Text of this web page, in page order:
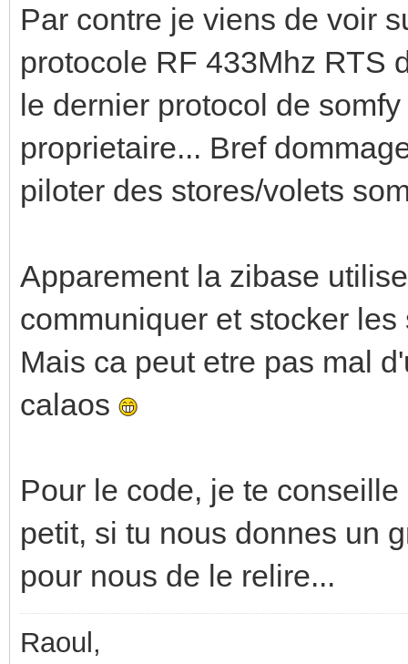
Par contre je viens de voir
protocole RF 433Mhz RTS
le dernier protocol de
proprietaire... Bref
piloter des stores/volets
Apparement la zibase
communiquer et stocker
Mais ca peut etre pas mal
calaos
Pour le code, je te
petit, si tu nous donnes un
pour nous de le relire...
Raoul,